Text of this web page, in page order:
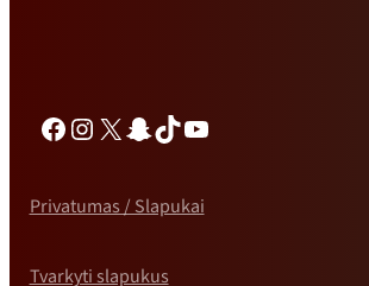
Privatumas / Slapukai
Tvarkyti slapukus
Facebook
Instagramas
X „Snapchat“
TikTok„YouTube“